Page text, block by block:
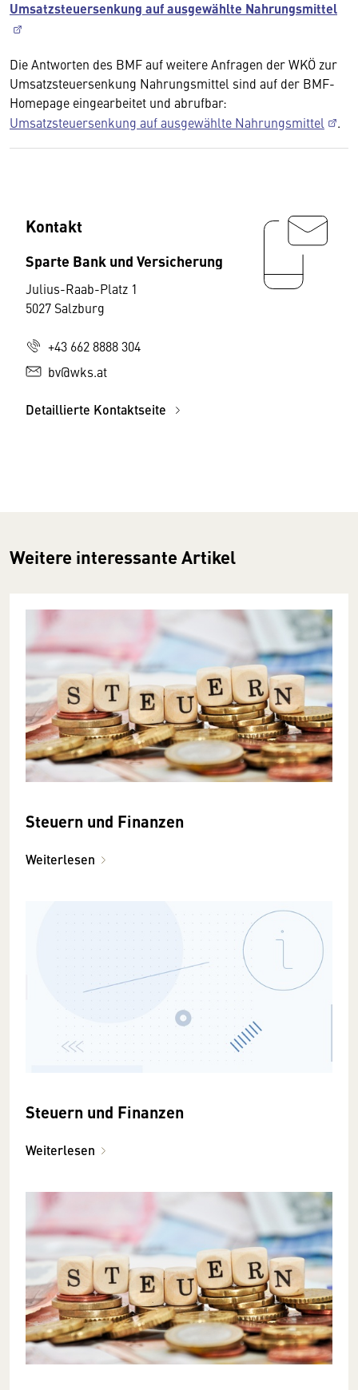
Umsatzsteuersenkung auf ausgewählte Nahrungsmittel
Die Antworten des BMF auf weitere Anfragen der WKÖ zur
Umsatzsteuersenkung Nahrungsmittel sind auf der BMF-
Homepage eingearbeitet und abrufbar:
Umsatzsteuersenkung auf ausgewählte Nahrungsmittel
.
Kontakt
Sparte Bank und Versicherung
Julius-Raab-Platz 1
5027 Salzburg
+43 662 8888 304
bv@wks.at
Detaillierte Kontaktseite
Weitere interessante Artikel
Steuern und Finanzen
Weiterlesen
Steuern und Finanzen
Weiterlesen